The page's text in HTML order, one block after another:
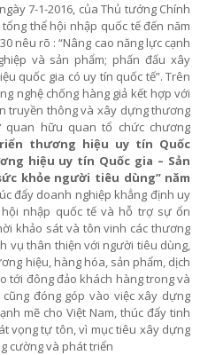
7-1-2016, của Thủ tướng Chính
thể hội nhập quốc tế đến năm
nêu rõ : “Nâng cao năng lực cạnh
và sản phẩm; phấn đấu xây
quốc gia có uy tín quốc tế”. Trên
nghệ chống hàng giả kết hợp với
truyền thông và xây dựng thương
quan hữu quan tổ chức chương
thương hiệu uy tín Quốc
hiệu uy tín Quốc gia – Sản
khỏe người tiêu dùng” năm
đẩy doanh nghiệp khẳng định uy
nhập quốc tế và hỗ trợ sự ổn
khảo sát và tôn vinh các thương
vụ thân thiện với người tiêu dùng,
hiệu, hàng hóa, sản phẩm, dịch
tới đông đảo khách hàng trong và
đóng góp vào việc xây dựng
mẽ cho Việt Nam, thúc đẩy tinh
vọng tự tôn, vì mục tiêu xây dựng
cường và phát triển